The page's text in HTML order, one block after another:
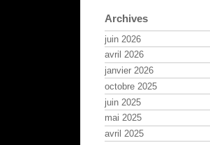
Archives
juin 2026
avril 2026
janvier 2026
octobre 2025
juin 2025
mai 2025
avril 2025